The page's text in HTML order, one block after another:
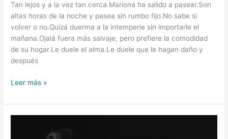
Tan lejos y a la vez tan cerca.Mariona ha salido a pasear.Son
altas horas de la noche y pasea sin rumbo fijo.No sabe si
volver o no.Quizá duerma a la intemperie sin importarle el
mañana.Ojalá fuera más salvaje, pero prefiere la comodidad
de su hogar.Le duele el alma.Le duele que le hagan daño y
después
Leer más »